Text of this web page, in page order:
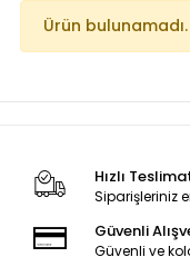
Ürün bulunamadı.
Hızlı
Siparişleriniz
Güvenli
Güvenli ve